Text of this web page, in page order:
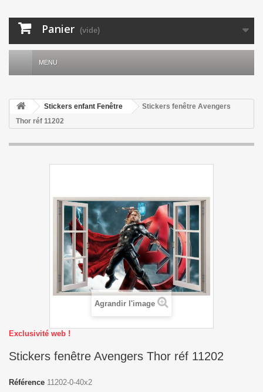
Panier (vide)
MENU
Stickers enfant Fenêtre
Stickers fenêtre Avengers
Thor réf 11202
Agrandir l'image
Exclusivité web !
Stickers fenêtre Avengers Thor réf 11202
Référence 11202-0-40x2